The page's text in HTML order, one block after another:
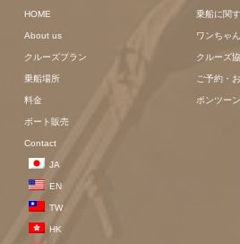
HOME
About us
クルーズプラン
乗船場所
料金
ボート販売
Contact
JA
EN
TW
HK
乗船に関
ワンちゃ
クルーズ
ご予約・
ポンツー